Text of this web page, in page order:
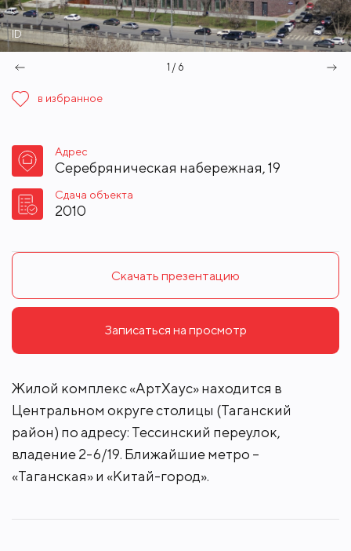
1 / 6
ID
в избранное
Адрес
Серебряническая набережная, 19
Сдача объекта
2010
Скачать презентацию
Записаться на просмотр
Жилой комплекс «АртХаус» находится в
Центральном округе столицы (Таганский
район) по адресу: Тессинский переулок,
владение 2-6/19. Ближайшие метро –
«Таганская» и «Китай-город».